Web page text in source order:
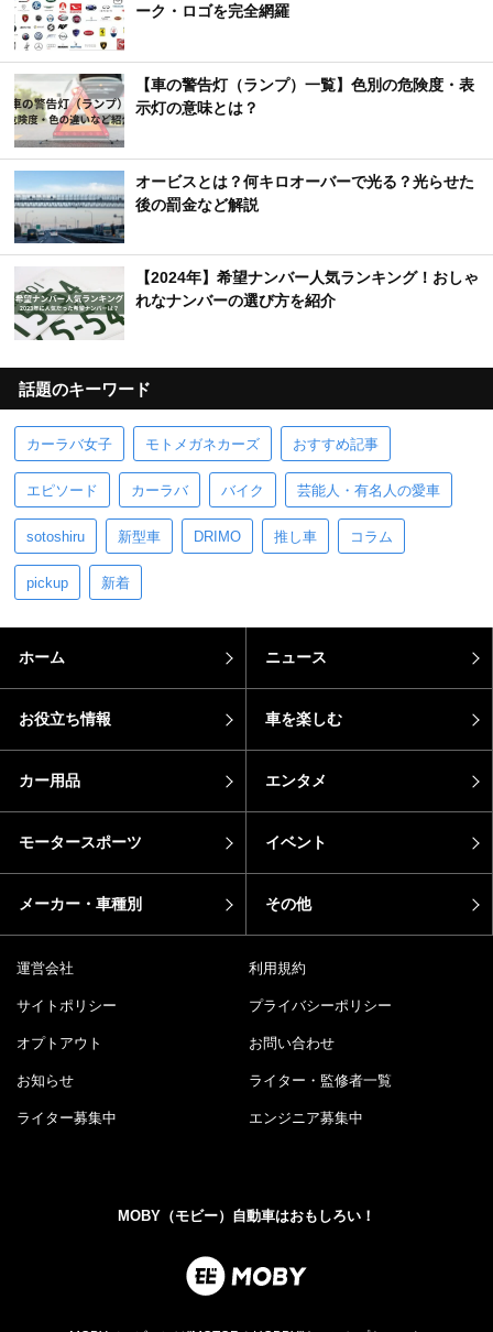
ーク・ロゴを完全網羅
【車の警告灯（ランプ）一覧】色別の危険度・表
示灯の意味とは？
オービスとは？何キロオーバーで光る？光らせた
後の罰金など解説
【2024年】希望ナンバー人気ランキング！おしゃ
れなナンバーの選び方を紹介
話題のキーワード
カーラバ女子 モトメガネカーズ おすすめ記事
エピソード カーラバ バイク 芸能人・有名人の愛車
sotoshiru 新型車 DRIMO 推し車 コラム
pickup 新着
ホーム ニュース
お役立ち情報 車を楽しむ
カー用品 エンタメ
モータースポーツ イベント
メーカー・車種別 その他
運営会社 利用規約
サイトポリシー プライバシーポリシー
オプトアウト お問い合わせ
お知らせ ライター・監修者一覧
ライター募集中 エンジニア募集中
MOBY（モビー）自動車はおもしろい！